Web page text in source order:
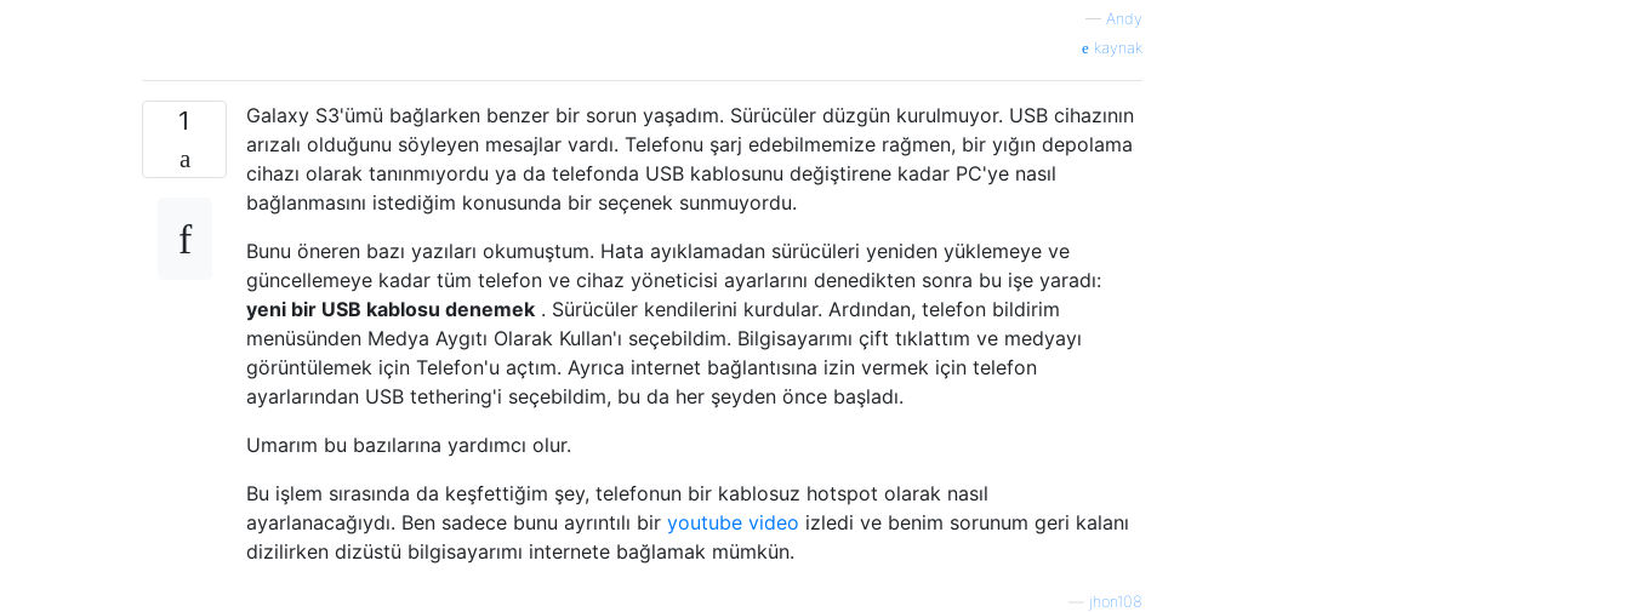
— Andy
kaynak
1
Galaxy S3'ümü bağlarken benzer bir sorun yaşadım. Sürücüler düzgün kurulmuyor. USB cihazının
arızalı olduğunu söyleyen mesajlar vardı. Telefonu şarj edebilmemize rağmen, bir yığın depolama
cihazı olarak tanınmıyordu ya da telefonda USB kablosunu değiştirene kadar PC'ye nasıl
bağlanmasını istediğim konusunda bir seçenek sunmuyordu.
Bunu öneren bazı yazıları okumuştum. Hata ayıklamadan sürücüleri yeniden yüklemeye ve
güncellemeye kadar tüm telefon ve cihaz yöneticisi ayarlarını denedikten sonra bu işe yaradı:
yeni bir USB kablosu denemek . Sürücüler kendilerini kurdular. Ardından, telefon bildirim
menüsünden Medya Aygıtı Olarak Kullan'ı seçebildim. Bilgisayarımı çift tıklattım ve medyayı
görüntülemek için Telefon'u açtım. Ayrıca internet bağlantısına izin vermek için telefon
ayarlarından USB tethering'i seçebildim, bu da her şeyden önce başladı.
Umarım bu bazılarına yardımcı olur.
Bu işlem sırasında da keşfettiğim şey, telefonun bir kablosuz hotspot olarak nasıl
ayarlanacağıydı. Ben sadece bunu ayrıntılı bir youtube video izledi ve benim sorunum geri kalanı
dizilirken dizüstü bilgisayarımı internete bağlamak mümkün.
jhon108